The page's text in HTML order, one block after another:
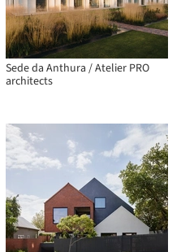
Sede da Anthura / Atelier PRO
architects